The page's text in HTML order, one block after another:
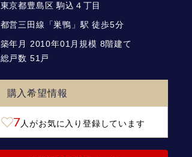
東京都豊島区 駒込４丁目
都営三田線 「巣鴨 」駅 徒歩5分
築年月 2010年01月規模 8階建て
総戸数 51戸
購入希望情報
7 人がお気に入り登録しています